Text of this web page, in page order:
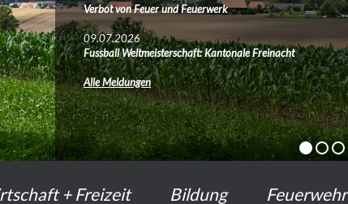
Verbot von Feuer und Feuerwerk
09.07.2026
Fussball Weltmeisterschaft: Kantonale Freinacht
Alle Meldungen
+ Freizeit Bildung Feuerwehr